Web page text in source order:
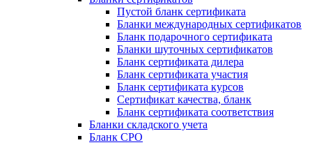
Пустой бланк сертификата
Бланки международных сертификатов
Бланк подарочного сертификата
Бланки шуточных сертификатов
Бланк сертификата дилера
Бланк сертификата участия
Бланк сертификата курсов
Сертификат качества, бланк
Бланк сертификата соответствия
Бланки складского учета
Бланк СРО